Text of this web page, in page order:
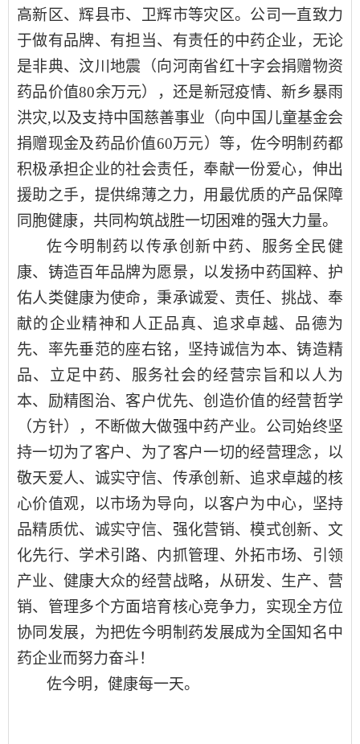
高新区、辉县市、卫辉市等灾区。公司一直致力
于做有品牌、有担当、有责任的中药企业，无论
是非典、汶川地震（向河南省红十字会捐赠物资
药品价值80余万元），还是新冠疫情、新乡暴雨
洪灾,以及支持中国慈善事业（向中国儿童基金会
捐赠现金及药品价值60万元）等，佐今明制药都
积极承担企业的社会责任，奉献一份爱心，伸出
援助之手，提供绵薄之力，用最优质的产品保障
同胞健康，共同构筑战胜一切困难的强大力量。
佐今明制药 以传承创新中药、 服务全民健
康、 铸造百年品牌为愿景， 以发扬中药国粹、护
佑人类健康为使命， 秉承诚爱、责任、挑战、奉
献的企业精神和 人正品真、追求卓越、 品德为
先、率先垂范的座右铭 ，坚持诚信为本、铸造精
品、立足中药、服务社会的经营宗旨和 以人为
本、励精图治、客户优先、创造价值的经营哲学
（方针）
，不断做大做强中药产业。公司始终坚
持一切为了客户、 为了客户一切的经营理念，以
敬天爱人、诚实守信、传承创新、追求卓越的核
心价值观， 以市场为导向， 以客户为中心，坚持
品精质优、诚实守信、 强化营销、模式创新、 文
化先行、学术引路、 内抓管理、外拓市场、 引领
产业、健康大众的经营战略， 从研发、生产、营
销、管理多个方面培育核心竞争力，实现全方位
协同发展，为把佐今明制药发展成为全国知名中
药企业而努力奋斗！
佐今明，健康每一天。